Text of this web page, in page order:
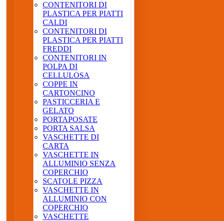
CONTENITORI DI
PLASTICA PER PIATTI
CALDI
CONTENITORI DI
PLASTICA PER PIATTI
FREDDI
CONTENITORI IN
POLPA DI
CELLULOSA
COPPE IN
CARTONCINO
PASTICCERIA E
GELATO
PORTAPOSATE
PORTA SALSA
VASCHETTE DI
CARTA
VASCHETTE IN
ALLUMINIO SENZA
COPERCHIO
SCATOLE PIZZA
VASCHETTE IN
ALLUMINIO CON
COPERCHIO
VASCHETTE